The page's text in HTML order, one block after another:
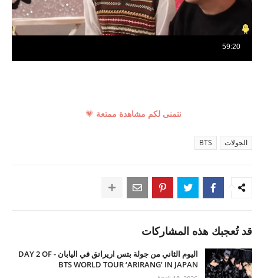
نتمنى لكم مشاهدة ممتعة 💗
الجولات BTS
قد تُعجبك هذه المشاركات
اليوم الثاني من جولة بتس اريرانق في اليابان - DAY 2 OF
BTS WORLD TOUR ‘ARIRANG’ IN JAPAN